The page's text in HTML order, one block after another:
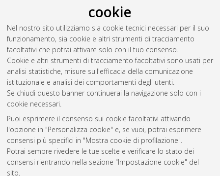
cookie
Nel nostro sito utilizziamo sia cookie tecnici necessari per il suo
funzionamento, sia cookie e altri strumenti di tracciamento
facoltativi che potrai attivare solo con il tuo consenso.
Cookie e altri strumenti di tracciamento facoltativi sono usati per
analisi statistiche, misure sull'efficacia della comunicazione
istituzionale e analisi dei comportamenti degli utenti.
Se chiudi questo banner continuerai la navigazione solo con i
cookie necessari.
Puoi esprimere il consenso sui cookie facoltativi attivando
l'opzione in "Personalizza cookie" e, se vuoi, potrai esprimere
consensi più specifici in "Mostra cookie di profilazione".
Potrai sempre rivedere le tue scelte e verificare lo stato dei
consensi rientrando nella sezione "Impostazione cookie" del
sito.
Traduzione e autotraduzione nella
Zdravka Evtimova.[Laurea], Università di Bologna, Corso di
Studio inMediazione linguistica interculturale [L-DM270] -
Forli'
Questa lista e' stata generata ilThu Aug 6 09:58:20 2026
CEST
Atom
Rss 1.0
Rss 2.0